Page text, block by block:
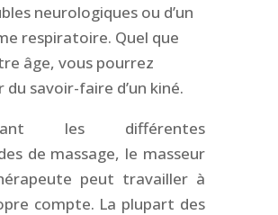
neurologiques ou d’un
respiratoire. Quel que
âge, vous pourrez
savoir-faire d’un kiné.
les différentes
de massage, le masseur
peut travailler à
compte. La plupart des